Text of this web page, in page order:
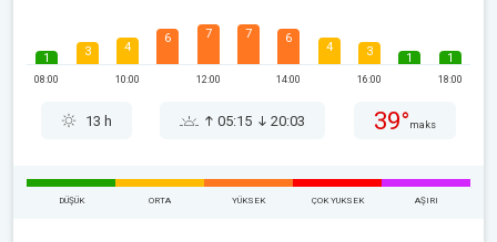
1
08:00
3 4
10:00
6 7
12:00
7 6
14:00
4 3
16:00
1 1
18:00
13 h 05:15 20:03 39° maks
DÜŞÜK ORTA YÜKSEK ÇOK YUKSEK AŞIRI